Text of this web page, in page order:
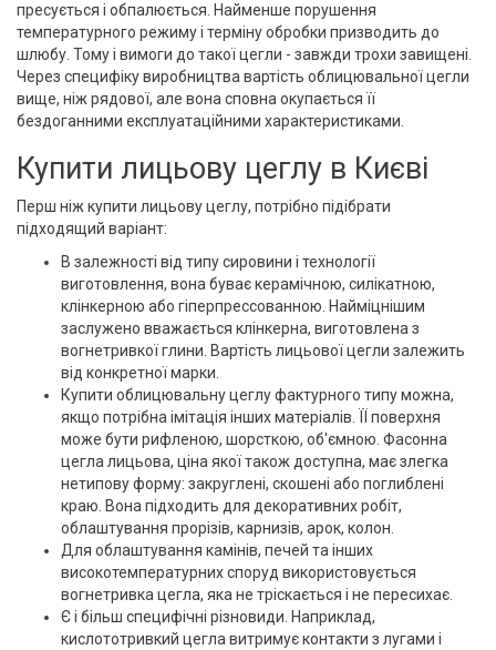
пресується і обпалюється. Найменше порушення
температурного режиму і терміну обробки призводить до
шлюбу. Тому і вимоги до такої цегли - завжди трохи завищені.
Через специфіку виробництва вартість облицювальної цегли
вище, ніж рядової, але вона сповна окупається її
бездоганними експлуатаційними характеристиками.
Купити лицьову цеглу в Києві
Перш ніж купити лицьову цеглу, потрібно підібрати
підходящий варіант:
В залежності від типу сировини і технології
виготовлення, вона буває керамічною, силікатною,
клінкерною або гіперпрессованною. Найміцнішим
заслужено вважається клінкерна, виготовлена з
вогнетривкої глини. Вартість лицьової цегли залежить
від конкретної марки.
Купити облицювальну цеглу фактурного типу можна,
якщо потрібна імітація інших матеріалів. ЇЇ поверхня
може бути рифленою, шорсткою, об'ємною. Фасонна
цегла лицьова, ціна якої також доступна, має злегка
нетипову форму: закруглені, скошені або поглиблені
краю. Вона підходить для декоративних робіт,
облаштування прорізів, карнизів, арок, колон.
Для облаштування камінів, печей та інших
високотемпературних споруд використовується
вогнетривка цегла, яка не тріскається і не пересихає.
Є і більш специфічні різновиди. Наприклад,
кислототривкий цегла витримує контакти з лугами і